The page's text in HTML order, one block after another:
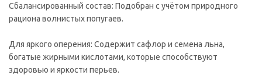
Сбалансированный состав: Подобран с учётом природного
рациона волнистых попугаев.
Для яркого оперения: Содержит сафлор и семена льна,
богатые жирными кислотами, которые способствуют
здоровью и яркости перьев.